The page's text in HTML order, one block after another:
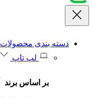
دسته بندی محصولات
لپ تاپ
بر اساس برند